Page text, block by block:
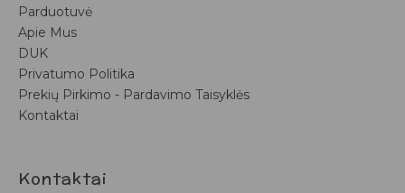
Parduotuvė
Apie Mus
DUK
Privatumo Politika
Prekių Pirkimo - Pardavimo Taisyklės
Kontaktai
Kontaktai